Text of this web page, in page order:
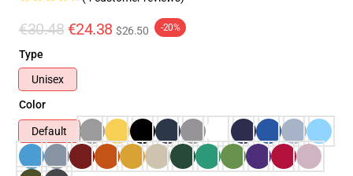
€30.48 €24.38 $26.50 -20%
Type
Unisex
Color
Default